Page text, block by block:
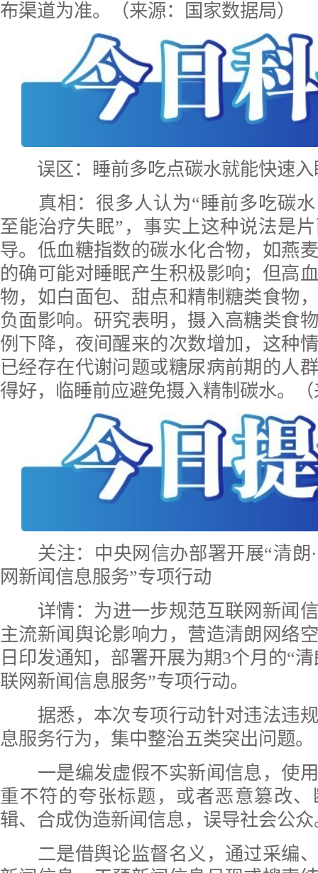
布渠道为准。（来源：国家数据局）
误区：睡前多吃点碳水就能快速
真相： 很多人认为“睡前多吃碳
至能治疗失眠”，事实上这种说法是
导。低血糖指数的碳水化合物，如燕
的确可能对睡眠产生积极影响；但高
物，如白面包、甜点和精制糖类食物
负面影响。研究表明，摄入高糖类食
例下降，夜间醒来的次数增加，这种
已经存在代谢问题或糖尿病前期的人
得好，临睡前应避免摄入精制碳水。
关注：中央网信办部署开展“清朗
网新闻信息服务”专项行动
详情： 为进一步规范互联网新闻
主流新闻舆论影响力，营造清朗网络
日印发通知，部署开展为期3个月的“
联网新闻信息服务”专项行动。
据悉，本次专项行动针对违法违规
息服务行为，集中整治五类突出问题。
一是编发虚假不实新闻信息，使用
重不符的夸张标题，或者恶意篡改
辑、合成伪造新闻信息，误导社会公众
二是借舆论监督名义，通过采编、